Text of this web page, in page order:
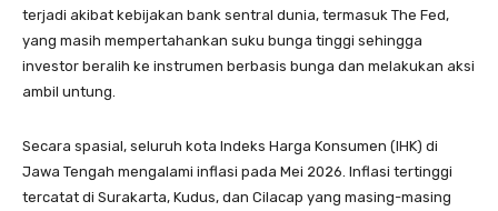
terjadi akibat kebijakan bank sentral dunia, termasuk The Fed,
yang masih mempertahankan suku bunga tinggi sehingga
investor beralih ke instrumen berbasis bunga dan melakukan aksi
ambil untung.
Secara spasial, seluruh kota Indeks Harga Konsumen (IHK) di
Jawa Tengah mengalami inflasi pada Mei 2026. Inflasi tertinggi
tercatat di Surakarta, Kudus, dan Cilacap yang masing-masing